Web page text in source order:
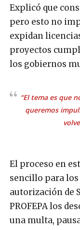
Explicó que
pero esto no
expidan
proyectos
los gobiernos
“El tema es que
queremos
El proceso en
sencillo para
autorización de
PROFEPA los
una multa,